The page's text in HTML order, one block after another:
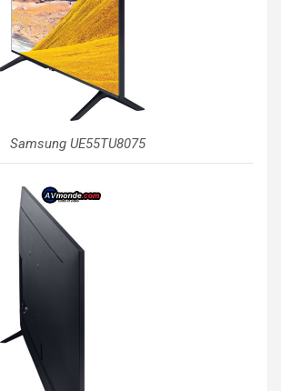
Samsung UE55TU8075